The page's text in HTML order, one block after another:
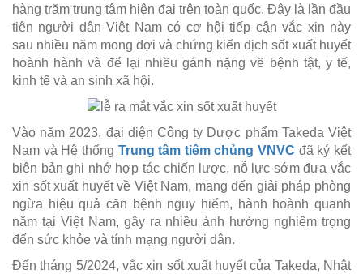
hàng trăm trung tâm hiện đại trên toàn quốc. Đây là lần đầu
tiên người dân Việt Nam có cơ hội tiếp cận vắc xin này
sau nhiều năm mong đợi và chứng kiến dịch sốt xuất huyết
hoành hành và để lại nhiều gánh nặng về bệnh tật, y tế,
kinh tế và an sinh xã hội.
Vào năm 2023, đại diện Công ty Dược phẩm Takeda Việt
Nam và Hệ thống Trung tâm tiêm chủng VNVC đã ký kết
biên bản ghi nhớ hợp tác chiến lược, nỗ lực sớm đưa vắc
xin sốt xuất huyết về Việt Nam, mang đến giải pháp phòng
ngừa hiệu quả căn bệnh nguy hiểm, hành hoành quanh
năm tại Việt Nam, gây ra nhiều ảnh hưởng nghiêm trọng
đến sức khỏe và tính mạng người dân.
Đến tháng 5/2024, vắc xin sốt xuất huyết của Takeda, Nhật